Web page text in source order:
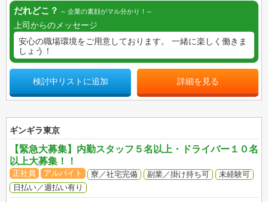
だれどこ？ 企業の素顔がマル分かり！
上司からのメッセージ
安心の職場環境をご用意しております。 一緒に楽しく働きま
しょう！
検討中リストに追加 詳細を見る
ギンギラ東京
【緊急大募集】内勤スタッフ５名以上・ドライバー１０名
以上大募集！！
正社員 アルバイト 寮／社宅完備 副業／掛け持ち可
未経験可
日払い／週払い有り